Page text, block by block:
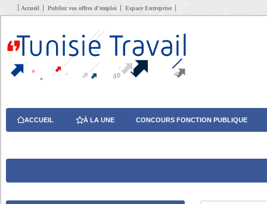
Accueil Publiez vos offres d’emploi Espace Entreprise
ACCUEIL À LA UNE CONCOURS FONCTION PUBLIQUE